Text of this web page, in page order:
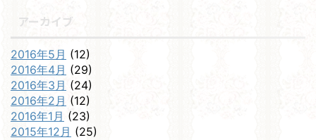
アーカイブ
2016年5月 (12)
2016年4月 (29)
2016年3月 (24)
2016年2月 (12)
2016年1月 (23)
2015年12月 (25)